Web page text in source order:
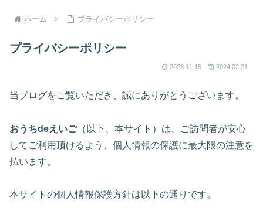
ホーム プライバシーポリシー
プライバシーポリシー
2023.11.15 2024.02.21
当ブログをご覧いただき、誠にありがとうございます。
おうちdeえいご（以下、本サイト）は、ご訪問者が安心
してご利用頂けるよう、個人情報の保護に最大限の注意を
払います。
本サイトの個人情報保護方針は以下の通りです。